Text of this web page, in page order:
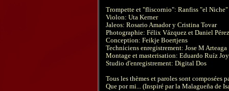
Trompette et "fliscornio": Ranfiss "el
Violon: Uta Kerner
Jaleos: Rosario Amador y Cristina Tovar
Photographie: Félix Vázquez et Daniel
Conception: Feikje Boertjens
Techniciens enregistrement: Jose M Arteaga
Montage et masterisation: Eduardo Ruíz
Studio d'enregistrement: Digital Dos
Tous les thèmes et paroles sont composées
Que por mi... (Inspiré par la Malagueña de